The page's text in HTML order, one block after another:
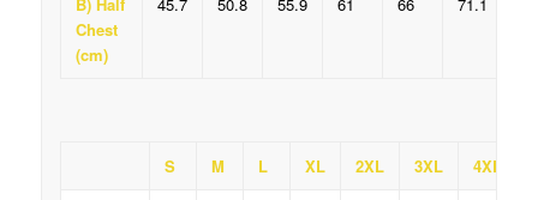
Chest
(cm)
S M L XL 2XL 3XL 4XL